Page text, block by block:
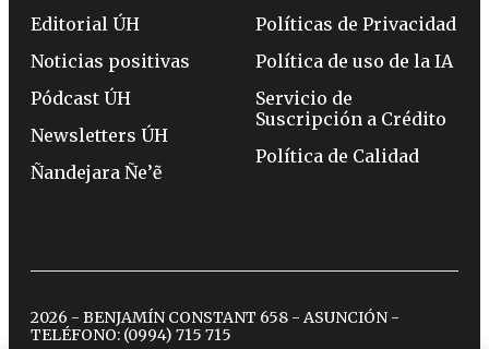
Editorial ÚH
Noticias positivas
Pódcast ÚH
Newsletters ÚH
Ñandejara Ñe’ẽ
Políticas de Privacidad
Política de uso de la IA
Servicio de
Suscripción a Crédito
Política de Calidad
2026 - BENJAMÍN CONSTANT 658 - ASUNCIÓN -
TELÉFONO: (0994) 715 715